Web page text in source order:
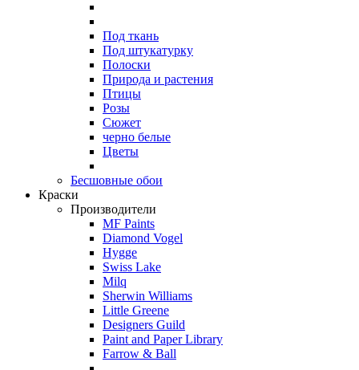
Под ткань
Под штукатурку
Полоски
Природа и растения
Птицы
Розы
Сюжет
черно белые
Цветы
Бесшовные обои
Краски
Производители
MF Paints
Diamond Vogel
Hygge
Swiss Lake
Milq
Sherwin Williams
Little Greene
Designers Guild
Paint and Paper Library
Farrow & Ball